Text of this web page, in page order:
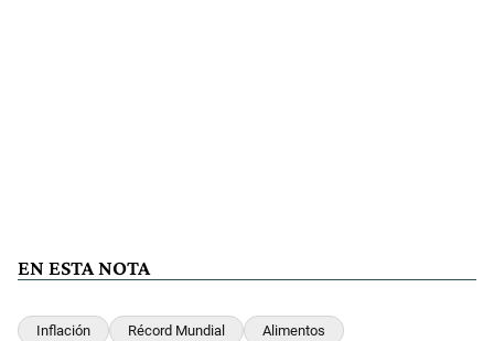
EN ESTA NOTA
Inflación Récord Mundial Alimentos